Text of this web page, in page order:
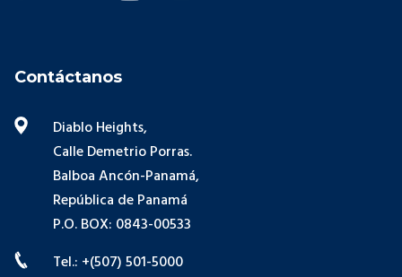
Contáctanos
Diablo Heights,
Calle Demetrio Porras.
Balboa Ancón-Panamá,
República de Panamá
P.O. BOX: 0843-00533
Tel.: +(507) 501-5000